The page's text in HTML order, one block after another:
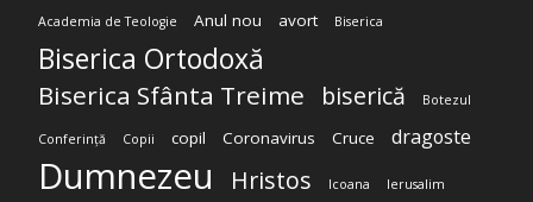
Academia de Teologie Anul nou avort Biserica
Biserica Ortodoxă
Biserica Sfânta Treime biserică Botezul
Conferință Copii copil Coronavirus Cruce dragoste
Dumnezeu Hristos Icoana Ierusalim